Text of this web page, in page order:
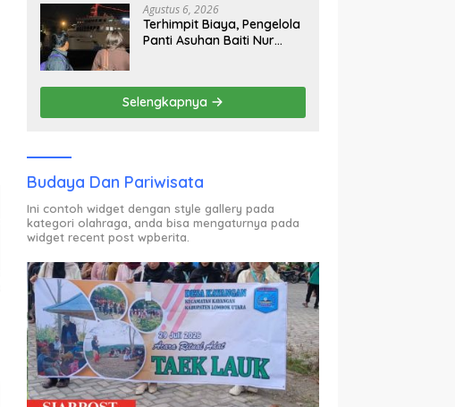
Agustus 6, 2026
Terhimpit Biaya, Pengelola
Panti Asuhan Baiti Nur
Asesmen Bantuan Tak
Kunjung Tuntas
Selengkapnya
Budaya Dan Pariwisata
Ini contoh widget dengan style gallery pada
kategori olahraga, anda bisa mengaturnya pada
widget recent post wpberita.